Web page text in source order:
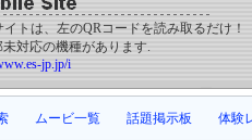
イトは、左のQRコードを読み取るだけ！
対応の機種があります.
jp.jp/i
ムービ一覧 話題掲示板 体験